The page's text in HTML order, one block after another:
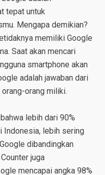
tepat untuk
Mengapa demikian?
memiliki Google
Saat akan mencari
smartphone akan
adalah jawaban dari
orang-orang miliki.
lebih dari 90%
Indonesia, lebih sering
dibandingkan
juga
mencapai angka 98%